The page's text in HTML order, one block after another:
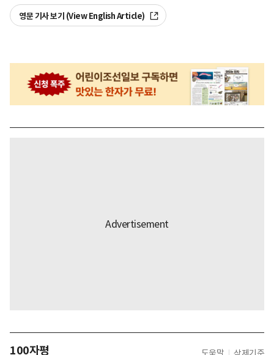
영문 기사 보기 (View English Article)
100자평